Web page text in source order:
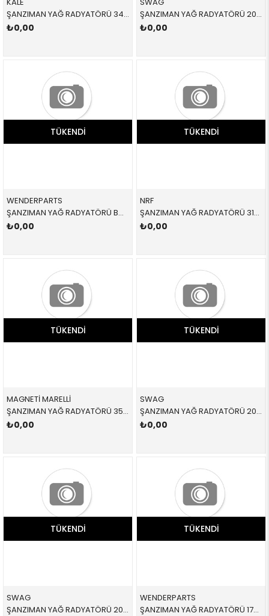
ŞANZIMAN YAĞ RADYATÖRÜ 344460 17227505826 17227505826 E46,E83,E85 1.6,1.8,2.0İ,2.2,2.5,3.0 1998-2003
₺0,00
ŞANZIMAN YAĞ RADYATÖRÜ 20105923 17217529499 17217529499 E81,E87,E88,E90,E91,E92,E93,E84 1.6,1.8,2.0,2.5,3.0 SOGUTMA 2005-2012
₺0,00
TÜKENDI
WENDERPARTS
ŞANZIMAN YAĞ RADYATÖRÜ BMW E53 X5 2001-2008
₺0,00
TÜKENDI
NRF
ŞANZIMAN YAĞ RADYATÖRÜ 31215 17217803830 17217803830 E46,E60,E61,E63,E64,E65,E66,E83 2.0D,2.5D,3.0D,3.5,M57,M57N2 2004-2014
₺0,00
TÜKENDI
MAGNETİ MARELLİ
ŞANZIMAN YAĞ RADYATÖRÜ 359001602240 17217529499 17217529499 E81,E87,E88,E90,E91,E92,E93,E84 1.6,1.8,2.0,2.5,3.0 SOGUTMA 2005-2012
₺0,00
TÜKENDI
SWAG
ŞANZIMAN YAĞ RADYATÖRÜ 20100127 17207500754 17207500754 X5,E53 M54,M62,M57,M57N 2001-2008
₺0,00
TÜKENDI
SWAG
ŞANZIMAN YAĞ RADYATÖRÜ 20100128 17227505826 17227505826 E46,E83,E85 1.6,1.8,2.0İ,2.2,2.5,3.0 1998-2003
TÜKENDI
WENDERPARTS
ŞANZIMAN YAĞ RADYATÖRÜ 17217529499 17217529499 17217529499 E81,E87,E88,E90,E91,E92,E93,E84 1.6,1.8,2.0,2.5,3.0 SOGUTMA 2005-2012